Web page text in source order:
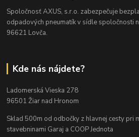
Spoločnosť AXUS, s.r.o. zabezpečuje
odpadových pneumatík v sídle spoločnosti
96621 Lovča.
Kde nás nájdete?
Ladomerská Vieska 278
96501 Žiar nad Hronom
Sklad 500m od odbočky z hlavnej cesty pri
stavebninami Garaj a COOP Jednota